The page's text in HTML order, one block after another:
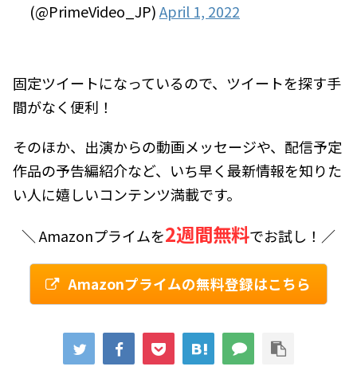
(@PrimeVideo_JP)April 1, 2022
固定ツイートになっているので、ツイートを探す手
間がなく便利！
そのほか、出演からの動画メッセージや、配信予定
作品の予告編紹介など、いち早く最新情報を知りた
い人に嬉しいコンテンツ満載です。
＼ Amazonプライムを2週間無料でお試し！／
Amazonプライムの無料登録はこちら